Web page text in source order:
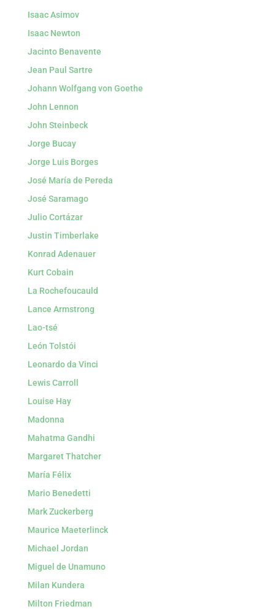
Isaac Asimov
Isaac Newton
Jacinto Benavente
Jean Paul Sartre
Johann Wolfgang von Goethe
John Lennon
John Steinbeck
Jorge Bucay
Jorge Luis Borges
José María de Pereda
José Saramago
Julio Cortázar
Justin Timberlake
Konrad Adenauer
Kurt Cobain
La Rochefoucauld
Lance Armstrong
Lao-tsé
León Tolstói
Leonardo da Vinci
Lewis Carroll
Louise Hay
Madonna
Mahatma Gandhi
Margaret Thatcher
María Félix
Mario Benedetti
Mark Zuckerberg
Maurice Maeterlinck
Michael Jordan
Miguel de Unamuno
Milan Kundera
Milton Friedman